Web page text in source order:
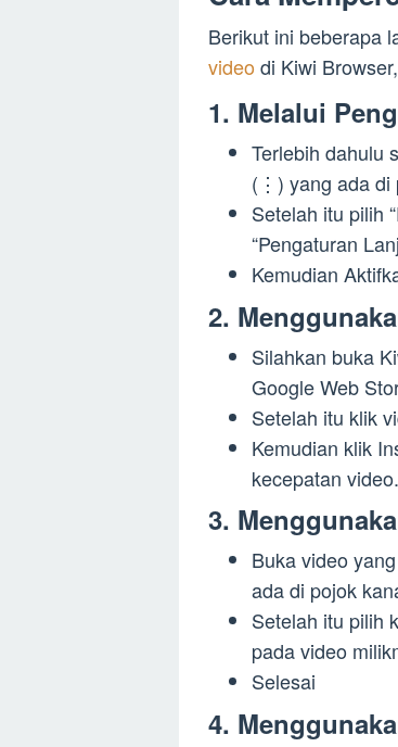
Berikut ini beberapa
video di Kiwi
1. Melalui
Terlebih dahulu
(⋮) yang ada di
Setelah itu pilih
“Pengaturan
Kemudian
2.
Silahkan buka
Google Web
Setelah itu klik
Kemudian klik
kecepatan video.
3.
Buka video
ada di pojok
Setelah itu pilih
pada video
Selesai
4.